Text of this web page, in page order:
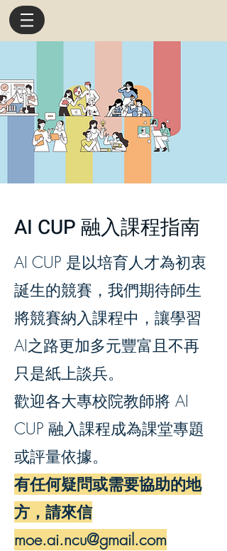
AI CUP 融入課程指南
AI CUP 是以培育人才為初衷
誕生的競賽，我們期待師生
將競賽納入課程中，讓學習
AI之路更加多元豐富且不再
只是紙上談兵。
歡迎各大專校院教師將 AI
CUP 融入課程成為課堂專題
或評量依據。
有任何疑問或需要協助的地
方，請來信
moe.ai.ncu@gmail.com